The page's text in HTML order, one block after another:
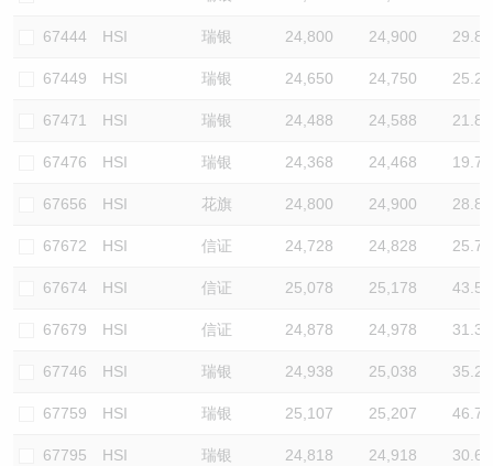
67444 HSI 瑞银 24,800 24,900 29.8
67449 HSI 瑞银 24,650 24,750 25.2
67471 HSI 瑞银 24,488 24,588 21.8
67476 HSI 瑞银 24,368 24,468 19.7
67656 HSI 花旗 24,800 24,900 28.8
67672 HSI 信证 24,728 24,828 25.7
67674 HSI 信证 25,078 25,178 43.5
67679 HSI 信证 24,878 24,978 31.3
67746 HSI 瑞银 24,938 25,038 35.2
67759 HSI 瑞银 25,107 25,207 46.7
67795 HSI 瑞银 24,818 24,918 30.6